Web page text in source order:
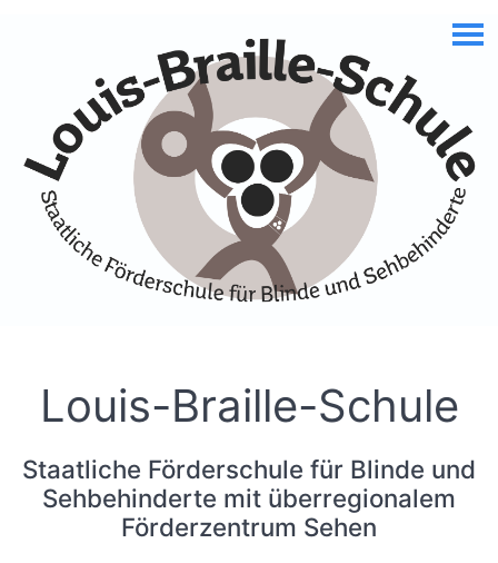
Louis-Braille-Schule
Staatliche Förderschule für Blinde und
Sehbehinderte mit überregionalem
Förderzentrum Sehen